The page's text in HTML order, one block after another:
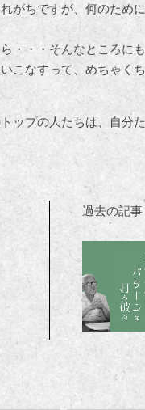
がちですが、何のため
・・・そんなところに
こなすって、めちゃく
ップの人たちは、自分
過去の記事